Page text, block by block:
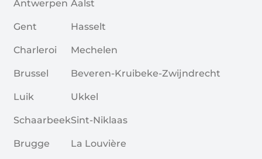
Antwerpen
Gent
Charleroi
Brussel
Luik
Schaarbeek
Brugge
Aalst
Hasselt
Mechelen
Beveren-Kruibeke-Zwijndrecht
Ukkel
Sint-Niklaas
La Louvière